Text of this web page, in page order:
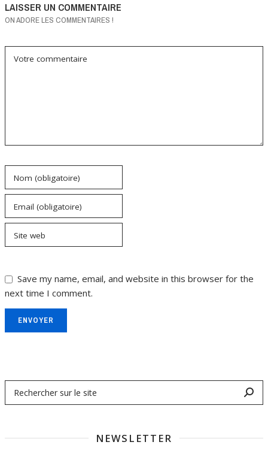
LAISSER UN COMMENTAIRE
ON ADORE LES COMMENTAIRES !
Votre commentaire
Nom (obligatoire)
Email (obligatoire)
Site web
Save my name, email, and website in this browser for the
next time I comment.
ENVOYER
NEWSLETTER